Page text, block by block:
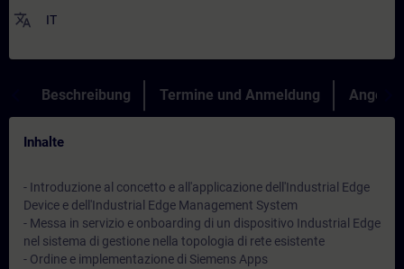
translate IT
Beschreibung Termine und Anmeldung Angebot
Inhalte
- Introduzione al concetto e all'applicazione dell'Industrial Edge
Device e dell'Industrial Edge Management System
- Messa in servizio e onboarding di un dispositivo Industrial Edge
nel sistema di gestione nella topologia di rete esistente
- Ordine e implementazione di Siemens Apps